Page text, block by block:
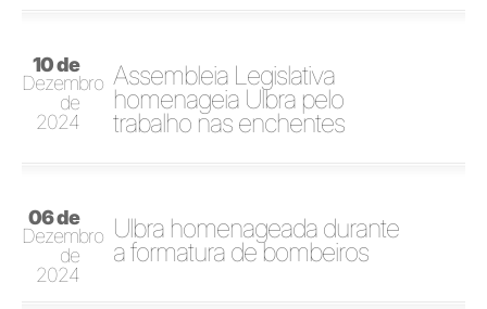
10 de
Dezembro
de
2024
Assembleia Legislativa
homenageia Ulbra pelo
trabalho nas enchentes
06 de
Dezembro
de
2024
Ulbra homenageada durante
a formatura de bombeiros